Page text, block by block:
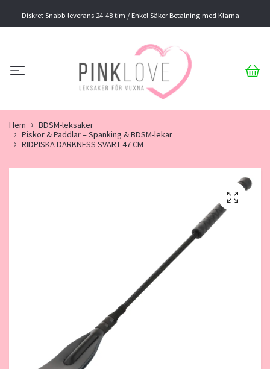
Diskret Snabb leverans 24-48 tim / Enkel Säker Betalning med Klarna
Hem
BDSM-leksaker
Piskor & Paddlar – Spanking & BDSM-lekar
RIDPISKA DARKNESS SVART 47 CM